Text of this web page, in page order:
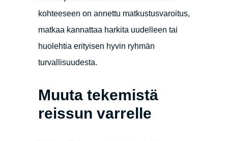
kohteeseen on annettu matkustusvaroitus,
matkaa kannattaa harkita uudelleen tai
huolehtia erityisen hyvin ryhmän
turvallisuudesta.
Muuta tekemistä
reissun varrelle